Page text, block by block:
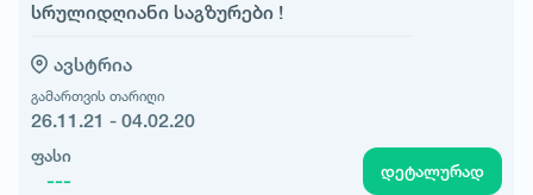
სრულიდღიანი საგზურები !
ავსტრია
გამართვის თარიღი
26.11.21 - 04.02.20
ფასი
--- დეტალურად